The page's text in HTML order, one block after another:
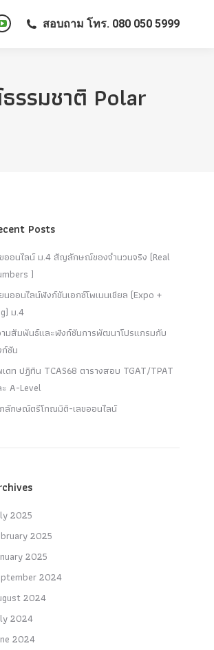
YouTube
in
new
สอบถาม โทร. 080 050 5999
รรมชาติ Polar
Posts
ออนไลน์ ม.4 สัญลักษณ์ของจำนวนจริง (Real
)
นออนไลน์ฟังก์ชันเอกซ์โพเนนเชียล (Expo +
ม.4
มสัมพันธ์และฟังก์ชันการพัฒนาโปรแกรมกับ
ชัน
ดท ปฏิทิน TCAS68 ตารางสอบ TGAT/TPAT
A-Level
ลักษณ์ตรีโกณมิติ-เลขออนไลน์
2025
2025
2025
2024
2024
2024
2024
YouTube
new
สอบถาม โทร. 080 050 5999